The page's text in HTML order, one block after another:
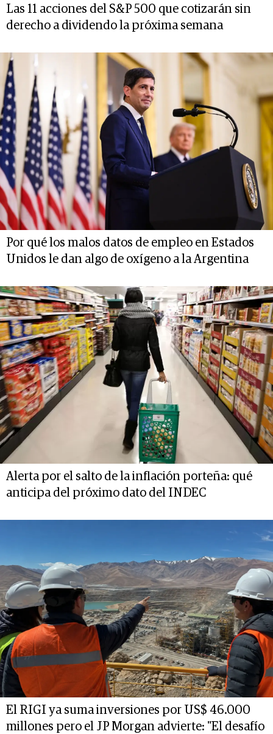
Las 11 acciones del S&P 500 que cotizarán sin
derecho a dividendo la próxima semana
Por qué los malos datos de empleo en Estados
Unidos le dan algo de oxígeno a la Argentina
Alerta por el salto de la inflación porteña: qué
anticipa del próximo dato del INDEC
El RIGI ya suma inversiones por US$ 46.000
millones pero el JP Morgan advierte: "El desafío